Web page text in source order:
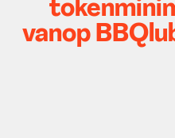
vanop